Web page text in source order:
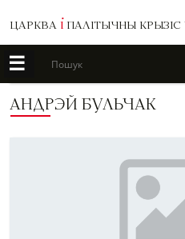
ЦАРКВА І ПАЛІТЫЧНЫ КРЫЗІС
☰ Пошук
АНДРЭЙ БУЛЬЧАК